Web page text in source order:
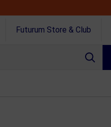
Futurum Store & Club